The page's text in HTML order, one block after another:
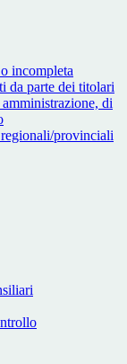
incompleta
da parte dei titolari
di
provinciali